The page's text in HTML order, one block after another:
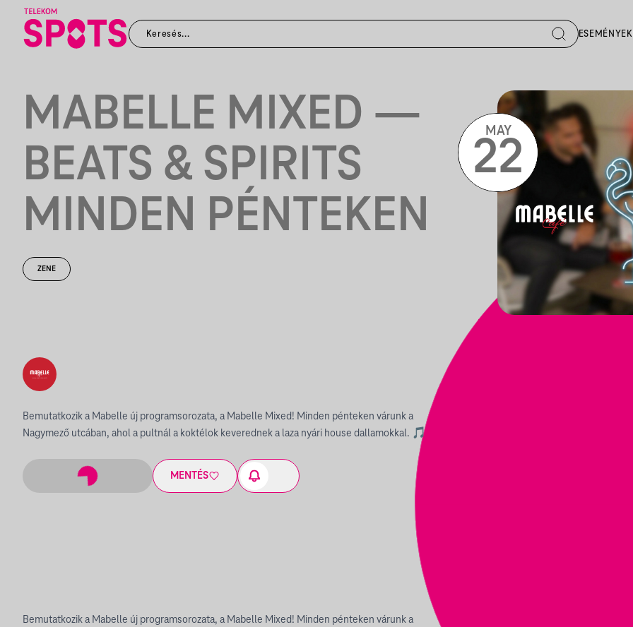
ESEMÉNYEK
MABELLE MIXED —
BEATS & SPIRITS
MINDEN PÉNTEKEN
ZENE
Bemutatkozik a Mabelle új programsorozata, a Mabelle Mixed! Minden pénteken várunk a
Nagymező utcában, ahol a pultnál a koktélok keverednek a laza nyári house dallamokkal. 🎵
MENTÉS
MAY
22
Bemutatkozik a Mabelle új programsorozata, a Mabelle Mixed! Minden pénteken várunk a